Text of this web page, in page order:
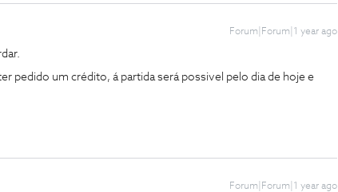
Forum|Forum|1 year ago
pedido um crédito, á partida será possivel pelo dia de hoje e
Forum|Forum|1 year ago